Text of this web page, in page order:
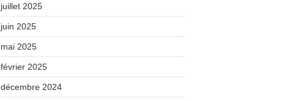
juillet 2025
juin 2025
mai 2025
février 2025
décembre 2024